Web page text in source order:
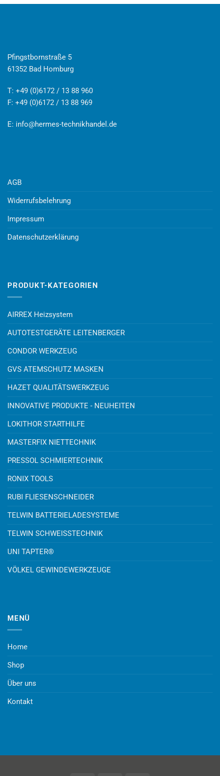
Pfingstbornstraße 5
61352 Bad Homburg
T: +49 (0)6172 / 13 88 960
F: +49 (0)6172 / 13 88 969
E: info@hermes-technikhandel.de
AGB
Widerrufsbelehrung
Impressum
Datenschutzerklärung
PRODUKT-KATEGORIEN
AIRREX Heizsystem
AUTOTESTGERÄTE LEITENBERGER
CONDOR WERKZEUG
GVS ATEMSCHUTZ MASKEN
HAZET QUALITÄTSWERKZEUG
INNOVATIVE PRODUKTE - NEUHEITEN
LOKITHOR STARTHILFE
MASTERFIX NIETTECHNIK
PRESSOL SCHMIERTECHNIK
RONIX TOOLS
RUBI FLIESENSCHNEIDER
TELWIN BATTERIELADESYSTEME
TELWIN SCHWEISSTECHNIK
UNI TAPTER®
VÖLKEL GEWINDEWERKZEUGE
MENÜ
Home
Shop
Über uns
Kontakt